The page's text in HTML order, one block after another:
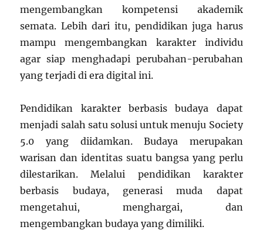
mengembangkan kompetensi akademik
semata. Lebih dari itu, pendidikan juga harus
mampu mengembangkan karakter individu
agar siap menghadapi perubahan-perubahan
yang terjadi di era digital ini.
Pendidikan karakter berbasis budaya dapat
menjadi salah satu solusi untuk menuju Society
5.0 yang diidamkan. Budaya merupakan
warisan dan identitas suatu bangsa yang perlu
dilestarikan. Melalui pendidikan karakter
berbasis budaya, generasi muda dapat
mengetahui, menghargai, dan
mengembangkan budaya yang dimiliki.